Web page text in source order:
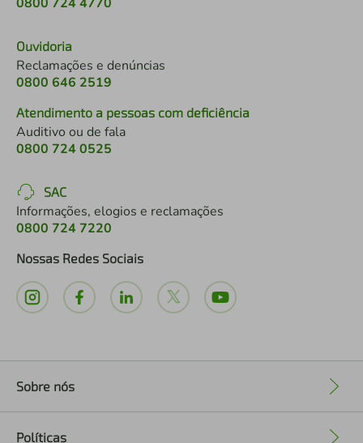
Ouvidoria
Reclamações e denúncias
0800 646 2519
Atendimento a pessoas com deficiência
Auditivo ou de fala
0800 724 0525
SAC
Informações, elogios e reclamações
0800 724 7220
Nossas Redes Sociais
Sobre nós
Políticas